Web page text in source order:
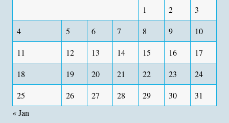
1 2
3
4
5 6 7 8 9
10
11
12 13 14 15 16
17
18
19 20 21 22 23
24
25
26 27 28 29 30
31
« Jan